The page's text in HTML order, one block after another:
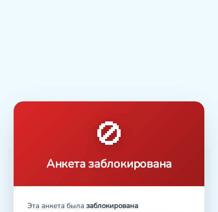
🚫
Анкета заблокирована
Эта анкета была заблокирована